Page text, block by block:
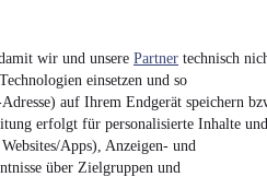
wir und unsere Partner technisch
einsetzen und so
auf Ihrem Endgerät speichern
erfolgt für personalisierte Inhalte und
Apps), Anzeigen- und
über Zielgruppen und
gefunden